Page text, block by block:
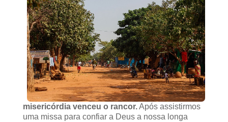
misericórdia venceu o rancor.Após assistirmos
uma missa para confiar a Deus a nossa longa